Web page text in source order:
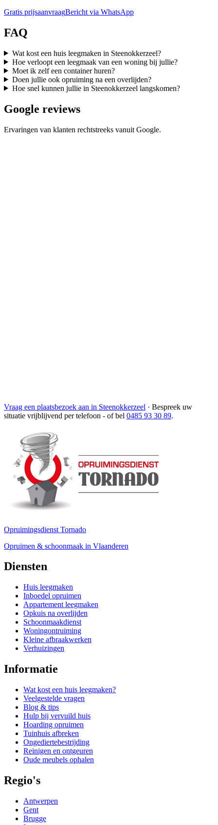
Gratis prijsaanvraagBericht via WhatsApp
FAQ
Wat kost een huis leegmaken in Steenokkerzeel?
Hoe verloopt een leegmaak van een woning bij jullie?
Moet ik zelf een container huren?
Doen jullie ook opruiming na een overlijden?
Hoe snel kunnen jullie in Steenokkerzeel langskomen?
Google reviews
Ervaringen van klanten rechtstreeks vanuit Google.
Vraag een plaatsbezoek aan in Steenokkerzeel · Bespreek uw
situatie vrijblijvend per telefoon - of bel 0485 93 30 89.
Opruimingsdienst Tornado
Opruimen & schoonmaak in Vlaanderen
Diensten
Huis leegmaken
Inboedel opruimen
Appartement leegmaken
Opkuis na overlijden
Schoonmaakdienst
Woningontruiming
Kleine afbraakwerken
Verhuizingen
Informatie
Wat kost een huis leegmaken?
Veelgestelde vragen
Blog & tips
Hulp bij vervuild huis
Hoarding opruimen
Tuinhuis afbreken
Ongediertebestrijding
Reinigen en ontgeuren
Oude meubels ophalen
Regio's
Antwerpen
Gent
Brugge